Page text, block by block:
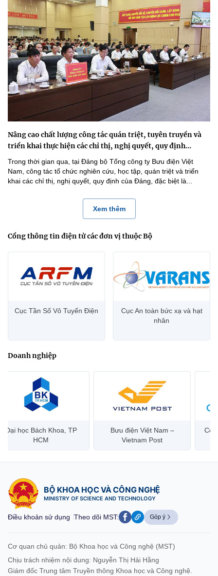
Nâng cao chất lượng công tác quán triệt, tuyên truyền và
triển khai thực hiện các chỉ thị, nghị quyết, quy định...
Trong thời gian qua, tại Đảng bộ Tổng công ty Bưu điện Việt
Nam, công tác tổ chức nghiên cứu, học tập, quán triệt và triển
khai các chỉ thị, nghị quyết, quy định của Đảng, đặc biệt là...
Xem thêm
Cổng thông tin điện tử các đơn vị thuộc Bộ
Cục Tần Số Vô Tuyến Điện
Cục An toàn bức xạ và hạt
nhân
Doanh nghiệp
Bưu điện Việt Nam –
Vietnam Post
Công ty Cổ phần Hạ tầng
Viễn Thông CMC
BỘ KHOA HỌC VÀ CÔNG NGHỆ
MINISTRY OF SCIENCE AND TECHNOLOGY
Điều khoản sử dụng Theo dõi MST: Góp ý
Cơ quan chủ quản: Bộ Khoa học và Công nghệ (MST)
Chịu trách nhiệm nội dung: Nguyễn Thị Hải Hằng
Giám đốc Trung tâm Truyền thông Khoa học và Công nghệ.